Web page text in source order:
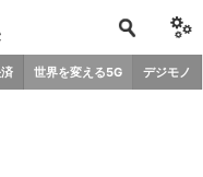
世界を変える5G デジモノ